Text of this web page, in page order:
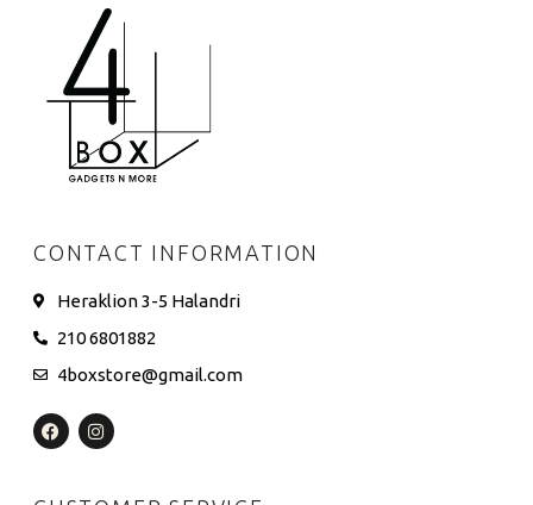
CONTACT INFORMATION
Heraklion 3-5 Halandri
210 6801882
4boxstore@gmail.com